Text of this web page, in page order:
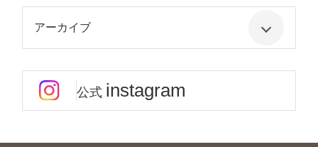
アーカイブ
公式 instagram